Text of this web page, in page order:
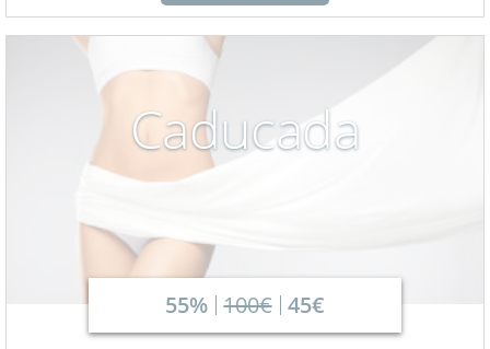
Caducada
55% 100€ 45€